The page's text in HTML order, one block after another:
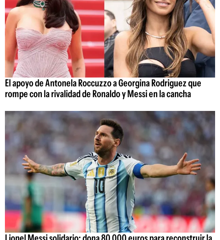
El apoyo de Antonela Roccuzzo a Georgina Rodriguez que
rompe con la rivalidad de Ronaldo y Messi en la cancha